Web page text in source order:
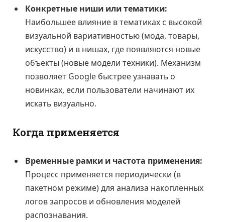
Конкретные ниши или тематики:
Наибольшее влияние в тематиках с высокой
визуальной вариативностью (мода, товары,
искусство) и в нишах, где появляются новые
объекты (новые модели техники). Механизм
позволяет Google быстрее узнавать о
новинках, если пользователи начинают их
искать визуально.
Когда применяется
Временные рамки и частота применения:
Процесс применяется периодически (в
пакетном режиме) для анализа накопленных
логов запросов и обновления моделей
распознавания.